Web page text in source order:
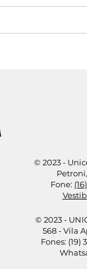
© 2023 -
Petroni,
Fone:
© 2023 -
568 - Vila
Fones: (19)